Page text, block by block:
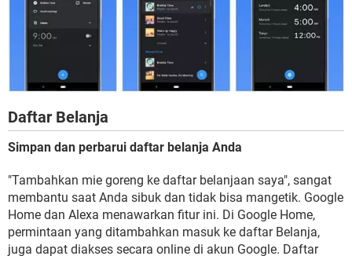
Daftar Belanja
Simpan dan perbarui daftar belanja Anda
"Tambahkan mie goreng ke daftar belanjaan saya", sangat
membantu saat Anda sibuk dan tidak bisa mangetik. Google
Home dan Alexa menawarkan fitur ini. Di Google Home,
permintaan yang ditambahkan masuk ke daftar Belanja,
juga dapat diakses secara online di akun Google. Daftar